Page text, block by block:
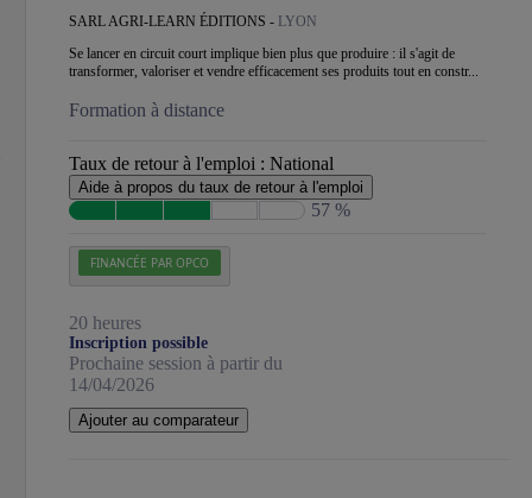
SARL AGRI-LEARN ÉDITIONS - LYON
Se lancer en circuit court implique bien plus que produire : il s'agit de
transformer, valoriser et vendre efficacement ses produits tout en constr...
Formation à distance
Taux de retour à l'emploi : National
Aide à propos du taux de retour à l'emploi
57 %
FINANCÉE PAR OPCO
20 heures
Inscription possible
Prochaine session à partir du
14/04/2026
Ajouter au comparateur